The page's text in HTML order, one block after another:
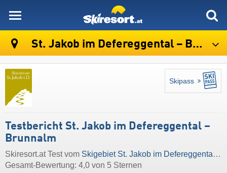
St. Jakob im Defereggental – Brunnalm
Skipass
Testbericht St. Jakob im Defereggental –
Brunnalm
Skiresort.at Test vom Skigebiet St. Jakob im Defereggental – Brunnalm
Gesamt-Bewertung: 4,0 von 5 Sternen